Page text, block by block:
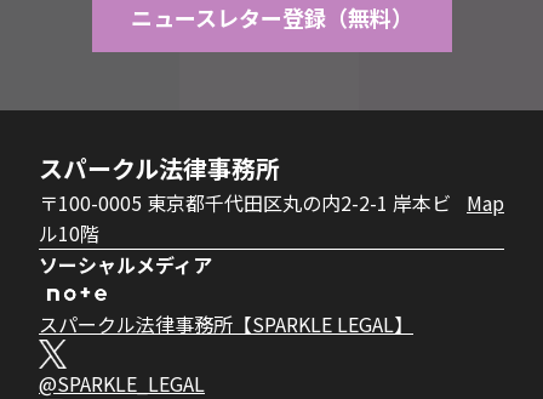
ニュースレター登録（無料）
スパークル法律事務所
〒100-0005 東京都千代田区丸の内2-2-1 岸本ビ
ル10階
Map
ソーシャルメディア
スパークル法律事務所【SPARKLE LEGAL】
@SPARKLE_LEGAL